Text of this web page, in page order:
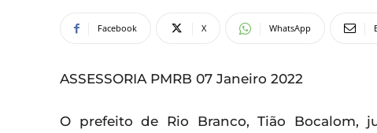
Facebook X WhatsApp
ASSESSORIA PMRB 07 Janeiro 2022
O prefeito de Rio Branco, Tião Bocalom,